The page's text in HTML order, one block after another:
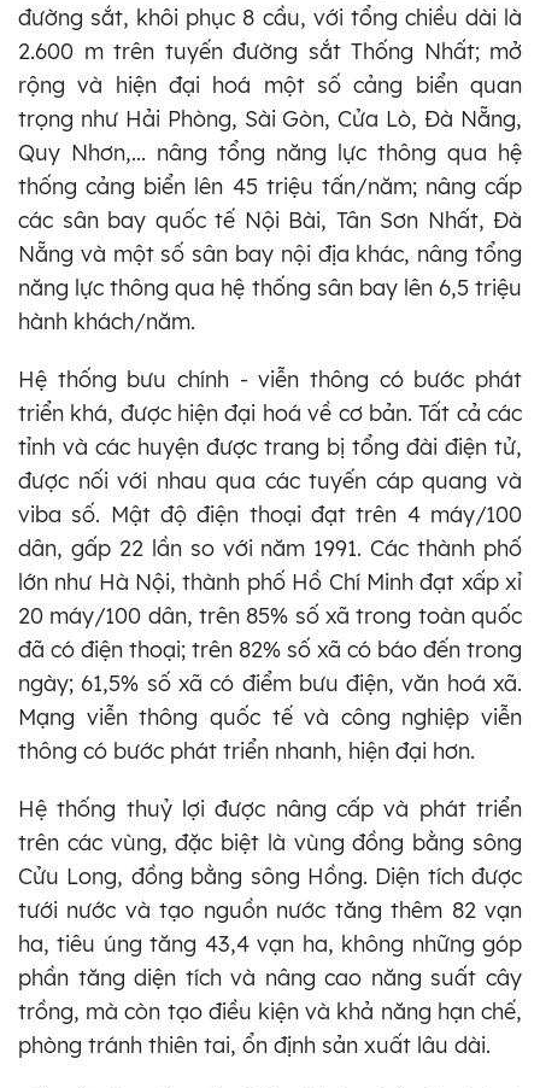
đường sắt, khôi phục 8 cầu, với tổng chiều dài là
2.600 m trên tuyến đường sắt Thống Nhất; mở
rộng và hiện đại hoá một số cảng biển quan
trọng như Hải Phòng, Sài Gòn, Cửa Lò, Đà Nẵng,
Quy Nhơn,... nâng tổng năng lực thông qua hệ
thống cảng biển lên 45 triệu tấn/năm; nâng cấp
các sân bay quốc tế Nội Bài, Tân Sơn Nhất, Đà
Nẵng và một số sân bay nội địa khác, nâng tổng
năng lực thông qua hệ thống sân bay lên 6,5 triệu
hành khách/năm.
Hệ thống bưu chính - viễn thông có bước phát
triển khá, được hiện đại hoá về cơ bản. Tất cả các
tỉnh và các huyện được trang bị tổng đài điện tử,
được nối với nhau qua các tuyến cáp quang và
viba số. Mật độ điện thoại đạt trên 4 máy/100
dân, gấp 22 lần so với năm 1991. Các thành phố
lớn như Hà Nội, thành phố Hồ Chí Minh đạt xấp xỉ
20 máy/100 dân, trên 85% số xã trong toàn quốc
đã có điện thoại; trên 82% số xã có báo đến trong
ngày; 61,5% số xã có điểm bưu điện, văn hoá xã.
Mạng viễn thông quốc tế và công nghiệp viễn
thông có bước phát triển nhanh, hiện đại hơn.
Hệ thống thuỷ lợi được nâng cấp và phát triển
trên các vùng, đặc biệt là vùng đồng bằng sông
Cửu Long, đồng bằng sông Hồng. Diện tích được
tưới nước và tạo nguồn nước tăng thêm 82 vạn
ha, tiêu úng tăng 43,4 vạn ha, không những góp
phần tăng diện tích và nâng cao năng suất cây
trồng, mà còn tạo điều kiện và khả năng hạn chế,
phòng tránh thiên tai, ổn định sản xuất lâu dài.